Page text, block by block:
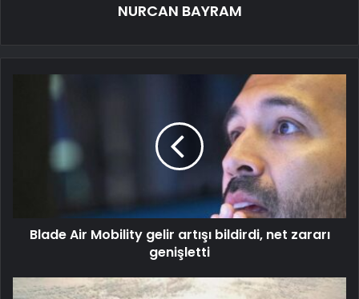
NURCAN BAYRAM
Blade Air Mobility gelir artışı bildirdi, net zararı
genişletti